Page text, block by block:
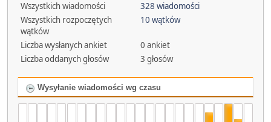
Wszystkich wiadomości
328 wiadomości
Wszystkich rozpoczętych
wątków
10 wątków
Liczba wysłanych ankiet
0 ankiet
Liczba oddanych głosów
3 głosów
Wysyłanie wiadomości wg czasu